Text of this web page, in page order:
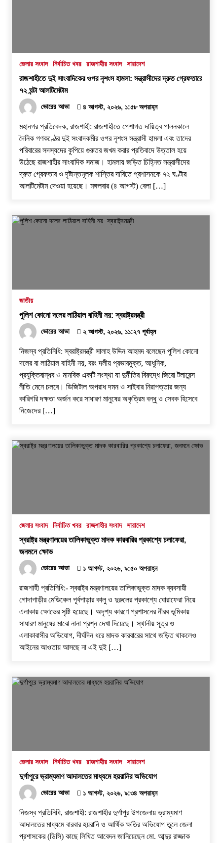
জেলার সংবাদ নির্বাচিত খবর রাজশাহীর সংবাদ সারাদেশ
রাজশাহীতে দুই সাংবাদিকের ওপর নৃশংস হামলা: সন্ত্রাসীদের দ্রুত গ্রেফতারে
৭২ ঘন্টা আলটিমেটাম
ভোরের আভা ৪ আগস্ট, ২০২৬, ১:৫৮ অপরাহ্ন
​মহানগর প্রতিবেদক, রাজশাহী: রাজশাহীতে পেশাগত দায়িত্ব পালনকালে
দৈনিক গণকণ্ঠের দুই সংবাদকর্মীর ওপর নৃশংস সন্ত্রাসী হামলা এবং তাদের
পরিবারের সদস্যদের কুপিয়ে গুরুতর জখম করার প্রতিবাদে উত্তাল হয়ে
উঠেছে রাজশাহীর সাংবাদিক সমাজ। হামলায় জড়িত চিহ্নিত সন্ত্রাসীদের
দ্রুত গ্রেফতার ও দৃষ্টান্তমূলক শাস্তির দাবিতে প্রশাসনকে ৭২ ঘণ্টার
আলটিমেটাম দেওয়া হয়েছে। ​মঙ্গলবার (৪ আগস্ট) বেলা […]
জাতীয়
পুলিশ কোনো দলের লাঠিয়াল বাহিনী নয়: স্বরাষ্ট্রমন্ত্রী
ভোরের আভা ২ আগস্ট, ২০২৬, ১১:২৭ পূর্বাহ্ন
নিজস্ব প্রতিনিধি: স্বরাষ্ট্রমন্ত্রী সালাহ উদ্দিন আহমদ বলেছেন পুলিশ কোনো
দলের বা লাঠিয়াল বাহিনী নয়, বরং দলীয় প্রভাবমুক্ত, আধুনিক,
প্রযুক্তিবান্ধব ও মানবিক একটি সংস্থা যা দুর্নীতির বিরুদ্ধে জিরো টলারেন্স
নীতি মেনে চলবে। ডিজিটাল অপরাধ দমন ও সাইবার নিরাপত্তার জন্য
কারিগরি দক্ষতা অর্জন করে সাধারণ মানুষের অকৃত্রিম বন্ধু ও সেবক হিসেবে
নিজেদের […]
জেলার সংবাদ নির্বাচিত খবর রাজশাহীর সংবাদ সারাদেশ
স্বরাষ্ট্র মন্ত্রণালয়ের তালিকাভুক্ত মাদক কারবারির প্রকাশ্যে চলাফেরা,
জনমনে ক্ষোভ
ভোরের আভা ১ আগস্ট, ২০২৬, ৯:৫০ অপরাহ্ন
রাজশাহী প্রতিনিধি:- স্বরাষ্ট্র মন্ত্রণালয়ের তালিকাভুক্ত মাদক ব্যবসায়ী
গোদাগাড়ীর মেডিকেল পূর্বপাড়ার কালু ও দুরুলের প্রকাশ্যে ঘোরাফেরা নিয়ে
এলাকায় ক্ষোভের সৃষ্টি হয়েছে। অদৃশ্য কারণে প্রশাসনের নীরব ভূমিকায়
সাধারণ মানুষের মাঝে নানা প্রশ্ন দেখা দিয়েছে। স্থানীয় সূত্র ও
এলাকাবাসীর অভিযোগ, দীর্ঘদিন ধরে মাদক কারবারের সাথে জড়িত থাকলেও
আইনের আওতায় আসছে না এই দুই […]
জেলার সংবাদ নির্বাচিত খবর রাজশাহীর সংবাদ সারাদেশ
দুর্গাপুরে ভ্রাম্যমাণ আদালতের মাধ্যমে হয়রানির অভিযোগ
ভোরের আভা ১ আগস্ট, ২০২৬, ৯:৩৪ অপরাহ্ন
নিজস্ব প্রতিনিধি, রাজশাহী: রাজশাহীর দুর্গাপুর উপজেলায় ভ্রাম্যমাণ
আদালতের মাধ্যমে বারবার হয়রানি ও আর্থিক ক্ষতির অভিযোগ তুলে জেলা
প্রশাসকের (ডিসি) কাছে লিখিত আবেদন জানিয়েছেন মো. আব্দুর রাজ্জাক